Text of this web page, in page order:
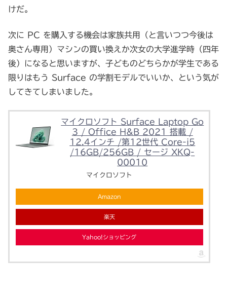
けだ。
次に PC を購入する機会は家族共用（と言いつつ今後は
奥さん専用）マシンの買い換えか次女の大学進学時（四年
後）になると思いますが、子どものどちらかが学生である
限りはもう Surface の学割モデルでいいか、という気が
してきてしまいました。
マイクロソフト Surface Laptop Go
3 / Office H&B 2021 搭載 /
12.4インチ /第12世代 Core-i5
/16GB/256GB / セージ XKQ-
00010
マイクロソフト
Amazon
楽天
Yahoo!ショッピング